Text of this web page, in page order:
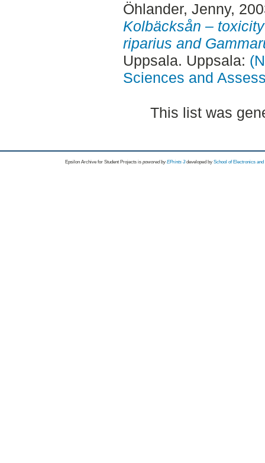
Öhlander, Jenny,
Kolbäcksån –
riparius and
Uppsala. Uppsala:
Sciences and
This list was
Epsilon Archive for Student Projects is powored byEPrints 3 developed by School of Electronics